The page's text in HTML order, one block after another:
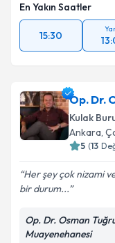
En Yakın Saatler
15:30
Op. Dr.
Kulak
Ankara,
5 (13
Her şey çok nizami
bir durum...
Op. Dr. Osman
Muayenehanesi